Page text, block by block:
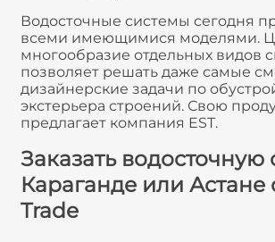
Водосточные системы сегодня
всеми имеющимися моделями.
многообразие отдельных видов
позволяет решать даже самые
дизайнерские задачи по
экстерьера строений. Свою
предлагает компания EST.
Заказать водосточную
Караганде или Астане
Trade